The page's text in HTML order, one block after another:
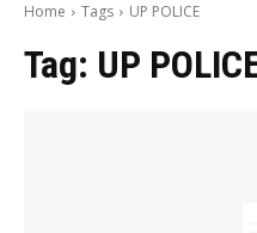
Home Tags UP POLICE
Tag: UP